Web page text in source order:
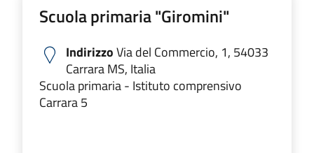
Scuola primaria "Giromini"
IndirizzoVia del Commercio, 1, 54033
Carrara MS, Italia
Scuola primaria - Istituto comprensivo
Carrara 5